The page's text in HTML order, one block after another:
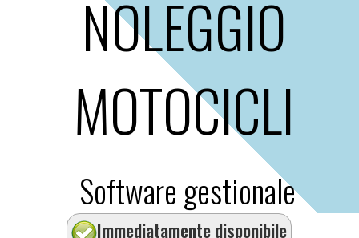
NOLEGGIO
MOTOCICLI
Software gestionale
Immediatamente disponibile